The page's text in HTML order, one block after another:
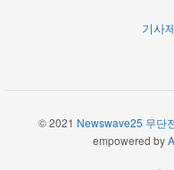
기사
© 2021 Newswave25 무단
empowered by